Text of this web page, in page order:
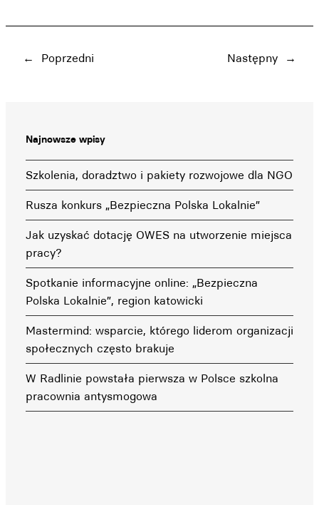
← Poprzedni Następny →
Najnowsze wpisy
Szkolenia, doradztwo i pakiety rozwojowe dla NGO
Rusza konkurs „Bezpieczna Polska Lokalnie”
Jak uzyskać dotację OWES na utworzenie miejsca
pracy?
Spotkanie informacyjne online: „Bezpieczna
Polska Lokalnie”, region katowicki
Mastermind: wsparcie, którego liderom organizacji
społecznych często brakuje
W Radlinie powstała pierwsza w Polsce szkolna
pracownia antysmogowa